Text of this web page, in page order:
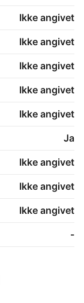
Ikke angivet
Ikke angivet
Ikke angivet
Ikke angivet
Ikke angivet
Ja
Ikke angivet
Ikke angivet
Ikke angivet
-